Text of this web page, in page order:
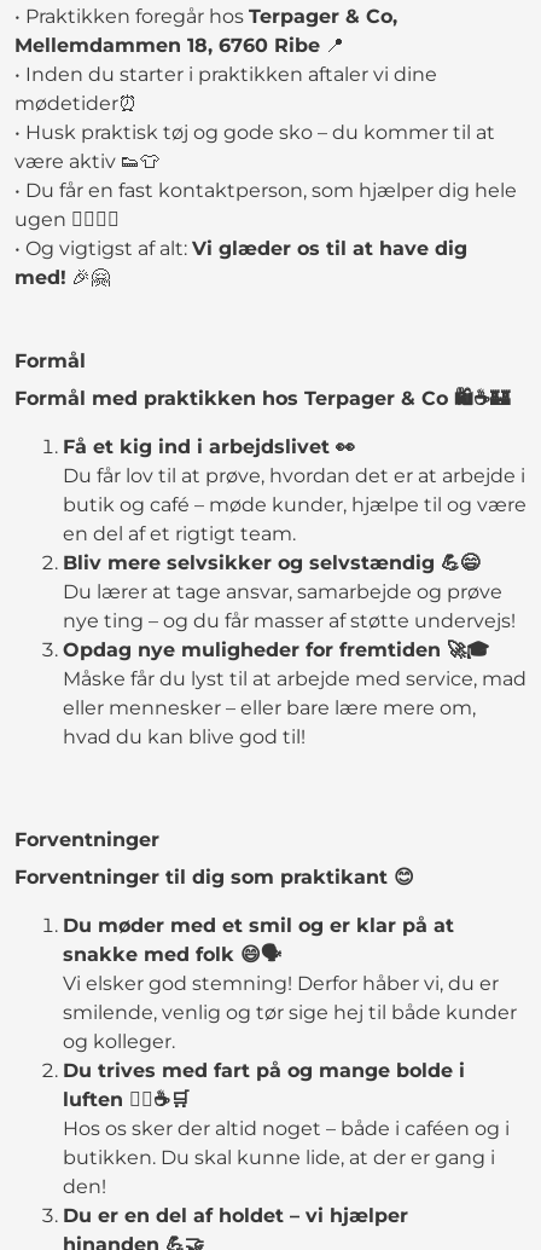
• Praktikken foregår hos Terpager & Co,
Mellemdammen 18, 6760 Ribe 📍
• Inden du starter i praktikken aftaler vi dine
mødetider⏰
• Husk praktisk tøj og gode sko – du kommer til at
være aktiv 👟👕
• Du får en fast kontaktperson, som hjælper dig hele
ugen 🙋‍♂️🙋‍♀️
• Og vigtigst af alt: Vi glæder os til at have dig
med! 🎉🤗
Formål
Formål med praktikken hos Terpager & Co 🛍️☕🏰
Få et kig ind i arbejdslivet 👀
Du får lov til at prøve, hvordan det er at arbejde i
butik og café – møde kunder, hjælpe til og være
en del af et rigtigt team.
Bliv mere selvsikker og selvstændig 💪😄
Du lærer at tage ansvar, samarbejde og prøve
nye ting – og du får masser af støtte undervejs!
Opdag nye muligheder for fremtiden 🚀🎓
Måske får du lyst til at arbejde med service, mad
eller mennesker – eller bare lære mere om,
hvad du kan blive god til!
Forventninger
Forventninger til dig som praktikant 😊
Du møder med et smil og er klar på at
snakke med folk 😄🗣️
Vi elsker god stemning! Derfor håber vi, du er
smilende, venlig og tør sige hej til både kunder
og kolleger.
Du trives med fart på og mange bolde i
luften 🏃‍♀️☕🛒
Hos os sker der altid noget – både i caféen og i
butikken. Du skal kunne lide, at der er gang i
den!
Du er en del af holdet – vi hjælper
hinanden 💪🤝